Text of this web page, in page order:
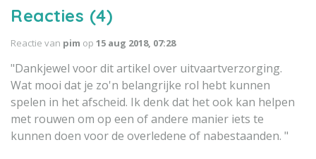
Reacties (4)
Reactie van pim op 15 aug 2018, 07:28
"Dankjewel voor dit artikel over uitvaartverzorging.
Wat mooi dat je zo'n belangrijke rol hebt kunnen
spelen in het afscheid. Ik denk dat het ook kan helpen
met rouwen om op een of andere manier iets te
kunnen doen voor de overledene of nabestaanden. "